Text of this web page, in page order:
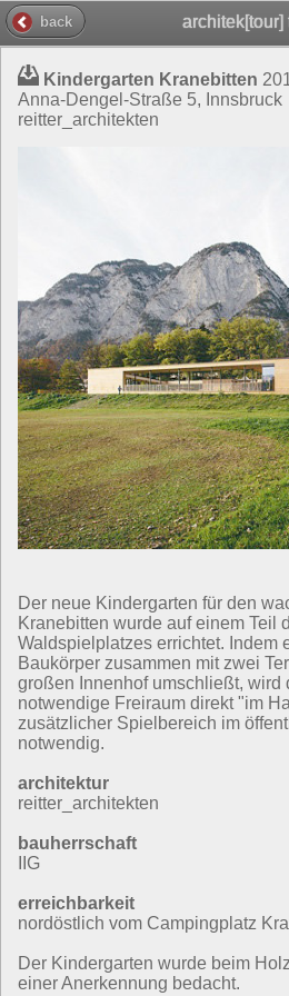
back architek[tour]
Kindergarten Kranebitten
Anna-Dengel-Straße 5, Innsbruck
reitter_architekten
Der neue Kindergarten für den
Kranebitten wurde auf einem Teil
Waldspielplatzes errichtet. Indem
Baukörper zusammen mit zwei
großen Innenhof umschließt, wird
notwendige Freiraum direkt "im
zusätzlicher Spielbereich im
notwendig.
architektur
reitter_architekten
bauherrschaft
IIG
erreichbarkeit
nordöstlich vom Campingplatz
Der Kindergarten wurde beim
einer Anerkennung bedacht.